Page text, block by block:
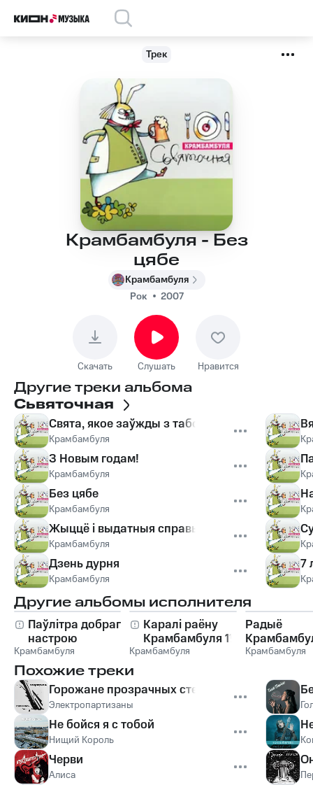
Трек
Крамбамбуля - Без
цябе
Крамбамбуля
Рок
2007
Скачать Слушать Нравится
Другие треки альбома
Сьвяточная
Свята, якое заўжды з табой
Крамбамбуля
З Новым годам!
Крамбамбуля
Без цябе
Крамбамбуля
Жыццё і выдатныя справы Святога Патрыка
Крамбамбуля
Дзень дурня
Крамбамбуля
7
Другие альбомы исполнителя
Паўлітра добрага
настрою
Крамбамбуля
Каралі раёну
Крамбамбуля 1½
Крамбамбуля
Радыё
Fm
Крамбамбуля
Похожие треки
Горожане прозрачных стен
Электропартизаны
Не бойся я с тобой
Нищий Король
Черви
Алиса